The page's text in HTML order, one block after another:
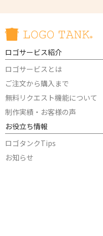
ロゴサービス紹介
ロゴサービスとは
ご注文から購入まで
無料リクエスト機能について
制作実績・お客様の声
お役立ち情報
ロゴタンクTips
お知らせ